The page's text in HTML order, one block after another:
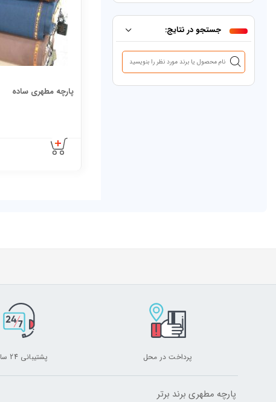
پارچه مطهری ساده
جستجو در نتایج:
پرداخت در محل پشتیبانی 24 ساعته
پارچه مطهری برند برتر